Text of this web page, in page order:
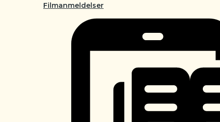
Filmanmeldelser